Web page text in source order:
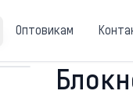
Оптовикам